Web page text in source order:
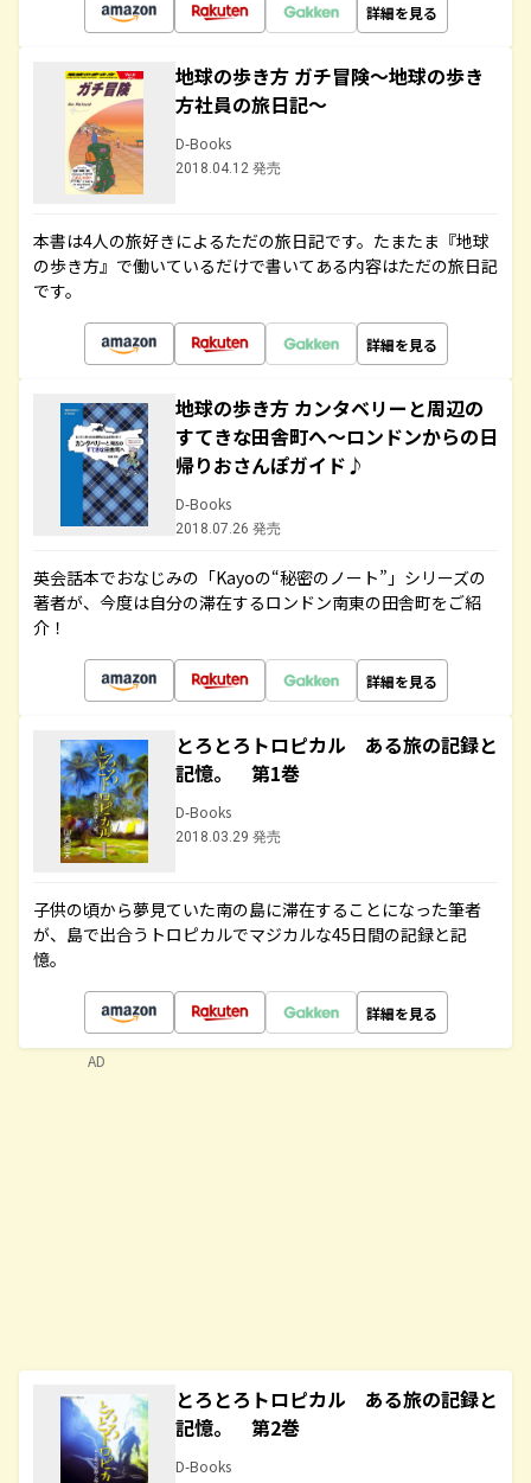
詳細を見る
地球の歩き方 ガチ冒険～地球の歩き
方社員の旅日記～
D-Books
2018.04.12 発売
本書は4人の旅好きによるただの旅日記です。たまたま『地球
の歩き方』で働いているだけで書いてある内容はただの旅日記
です。
詳細を見る
地球の歩き方 カンタベリーと周辺の
すてきな田舎町へ～ロンドンからの日
帰りおさんぽガイド♪
D-Books
2018.07.26 発売
英会話本でおなじみの「Kayoの“秘密のノート”」シリーズの
著者が、今度は自分の滞在するロンドン南東の田舎町をご紹
介！
詳細を見る
とろとろトロピカル ある旅の記録と
記憶。 第1巻
D-Books
2018.03.29 発売
子供の頃から夢見ていた南の島に滞在することになった筆者
が、島で出合うトロピカルでマジカルな45日間の記録と記
憶。
詳細を見る
とろとろトロピカル ある旅の記録と
記憶。 第2巻
D-Books
AD